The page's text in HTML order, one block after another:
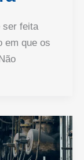
ser feita
em que os